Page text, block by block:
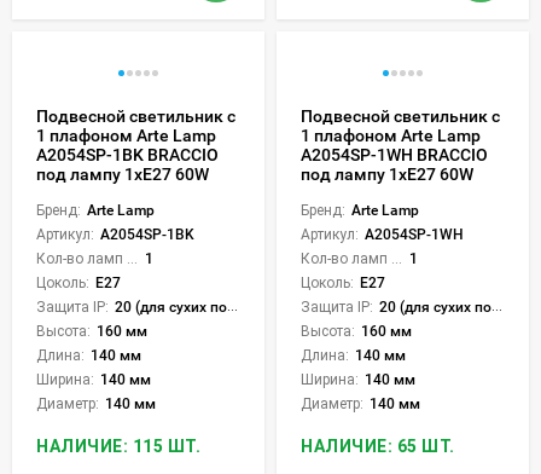
Подвесной светильник с
1 плафоном Arte Lamp
A2054SP-1BK BRACCIO
под лампу 1xE27 60W
Бренд: Arte Lamp
Артикул: A2054SP-1BK
1
Цоколь: E27
Защита IP: 20 (для сухих пом.)
Высота: 160 мм
Длина: 140 мм
Ширина: 140 мм
Диаметр: 140 мм
НАЛИЧИЕ: 115 ШТ.
Подвесной светильник с
1 плафоном Arte Lamp
A2054SP-1WH BRACCIO
под лампу 1xE27 60W
Бренд: Arte Lamp
Артикул: A2054SP-1WH
1
Цоколь: E27
Защита IP: 20 (для сухих пом.)
Высота: 160 мм
Длина: 140 мм
Ширина: 140 мм
Диаметр: 140 мм
НАЛИЧИЕ: 65 ШТ.